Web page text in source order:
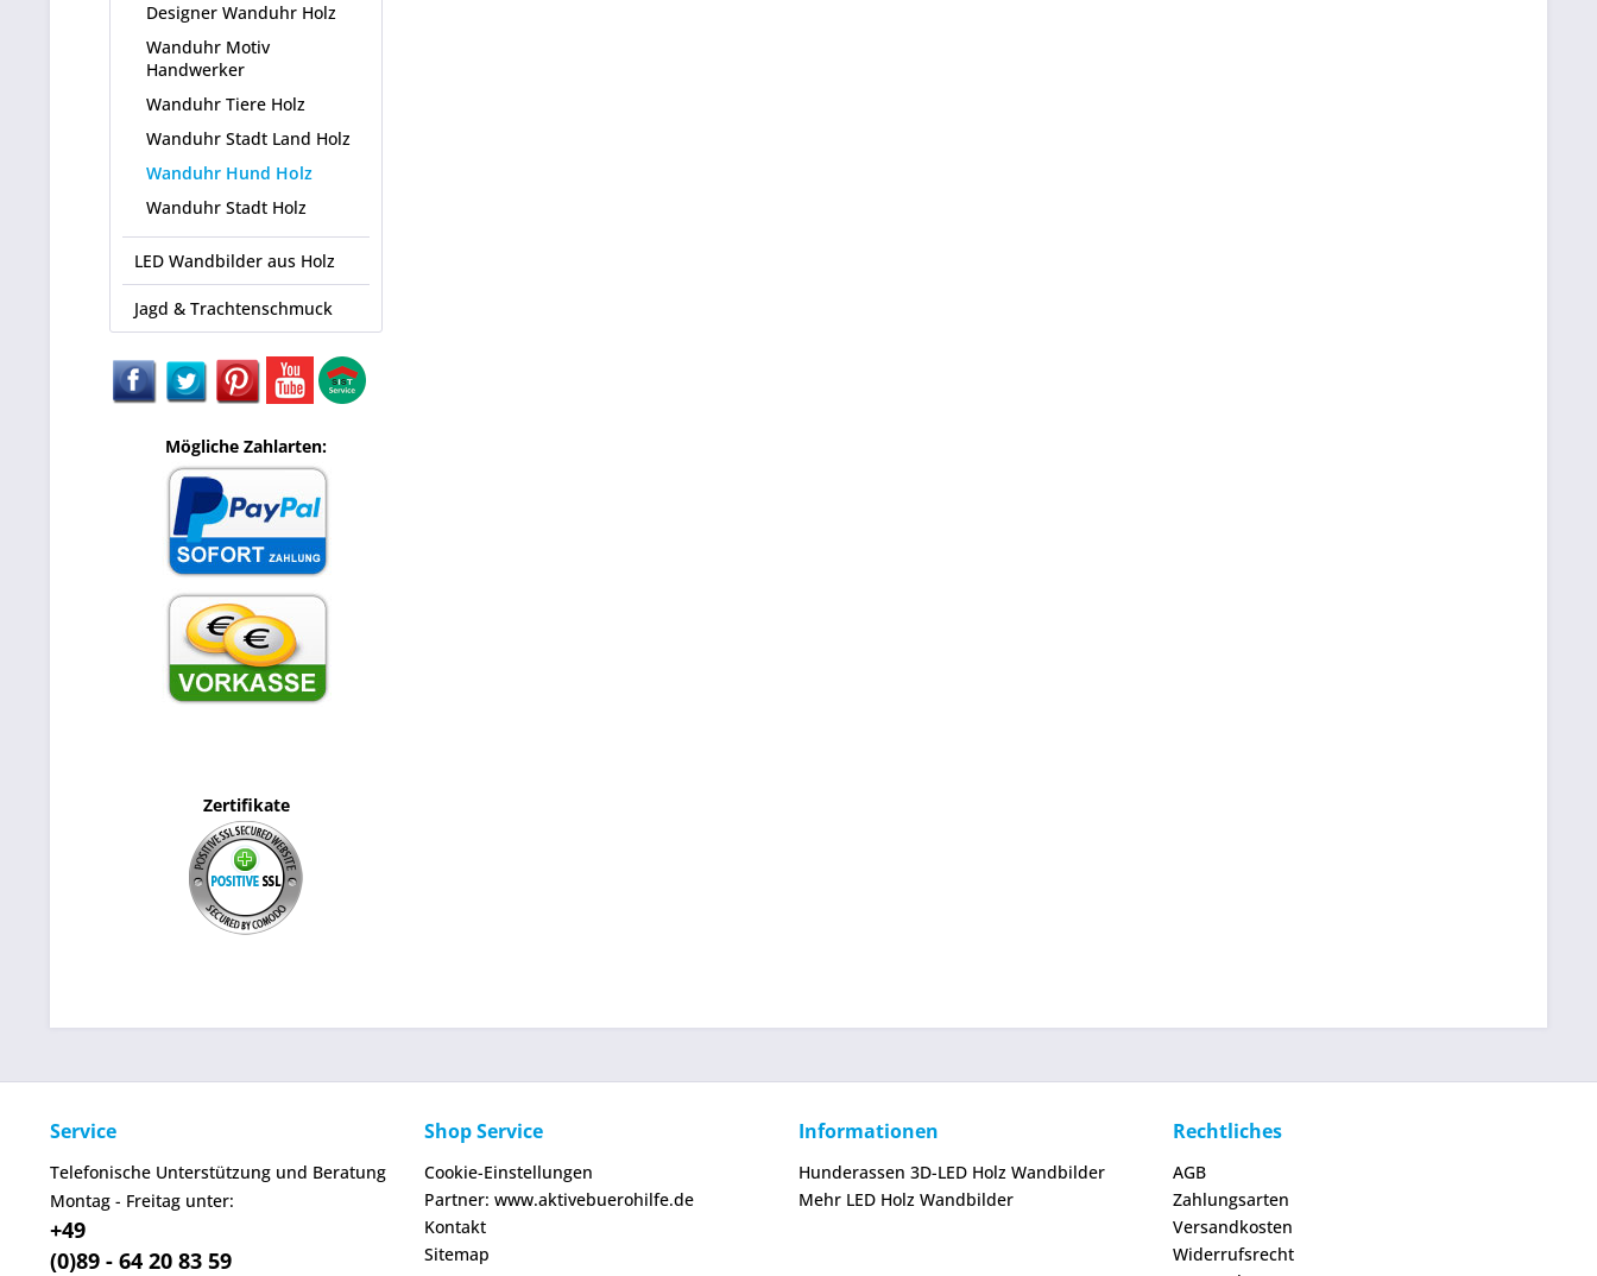
Designer Wanduhr Holz
Wanduhr Motiv
Handwerker
Wanduhr Tiere Holz
Wanduhr Stadt Land Holz
Wanduhr Hund Holz
Wanduhr Stadt Holz
LED Wandbilder aus Holz
Jagd & Trachtenschmuck
Mögliche Zahlarten:
Zertifikate
Service
Telefonische Unterstützung und Beratung
Montag - Freitag unter:
+49
(0)89 - 64 20 83 59
Shop Service
Cookie-Einstellungen
Partner: www.aktivebuerohilfe.de
Kontakt
Sitemap
Informationen
Hunderassen 3D-LED Holz Wandbilder
Mehr LED Holz Wandbilder
Rechtliches
AGB
Zahlungsarten
Versandkosten
Widerrufsrecht